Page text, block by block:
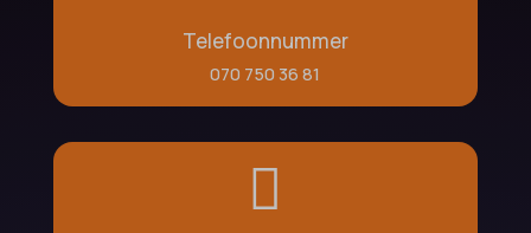
Telefoonnummer
070 750 36 81
